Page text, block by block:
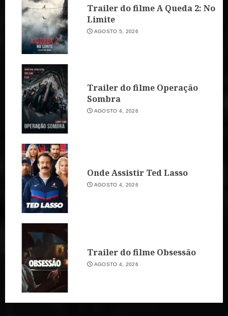
Trailer do filme A Queda 2: No
Limite
AGOSTO 5, 2026
Trailer do filme Operação
Sombra
AGOSTO 4, 2026
Onde Assistir Ted Lasso
AGOSTO 4, 2026
Trailer do filme Obsessão
AGOSTO 4, 2026